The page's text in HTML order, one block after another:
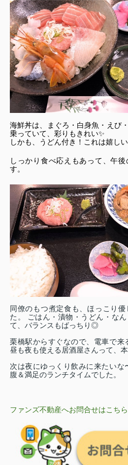
海鮮丼は、まぐろ・白身魚・えび
乗っていて、彩りもきれい✨
しかも、うどん付き！これは嬉しい
しっかり食べ応えもあって、午
す。
同僚のもつ煮定食も、ほっこり
た。 ごはん・漬物・うどん・な
て、バランスもばっちり◎
栗橋駅からすぐなので、電車で来
昼も夜も使える居酒屋さんって、
次は夜にゆっくり飲みに来たいな
腹＆満足のランチタイムでした。
ファンズ不動産へお問合せはこ